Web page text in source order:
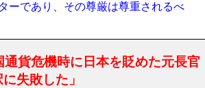
ーであり、その尊厳は尊重されるべ
通貨危機時に日本を貶めた元長官
失敗した」